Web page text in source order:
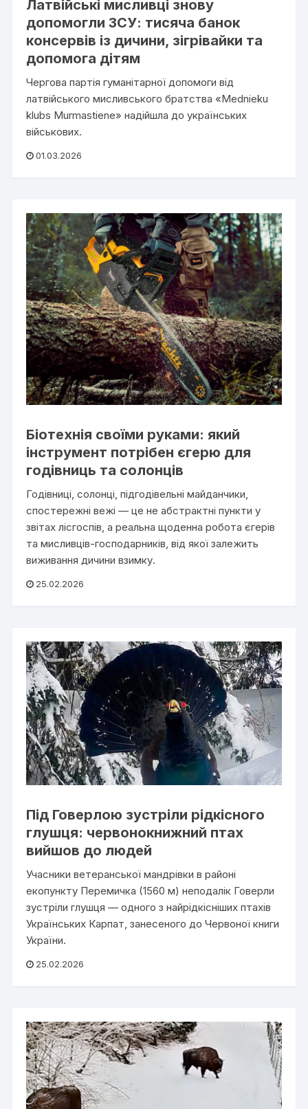
Латвійські мисливці знову
допомогли ЗСУ: тисяча банок
консервів із дичини, зігрівайки та
допомога дітям
Чергова партія гуманітарної допомоги від
латвійського мисливського братства «Mednieku
klubs Murmastiene» надійшла до українських
військових.
01.03.2026
Біотехнія своїми руками: який
інструмент потрібен єгерю для
годівниць та солонців
Годівниці, солонці, підгодівельні майданчики,
спостережні вежі — це не абстрактні пункти у
звітах лісгоспів, а реальна щоденна робота єгерів
та мисливців-господарників, від якої залежить
виживання дичини взимку.
25.02.2026
Під Говерлою зустріли рідкісного
глушця: червонокнижний птах
вийшов до людей
Учасники ветеранської мандрівки в районі
екопункту Перемичка (1560 м) неподалік Говерли
зустріли глушця — одного з найрідкісніших птахів
Українських Карпат, занесеного до Червоної книги
України.
25.02.2026